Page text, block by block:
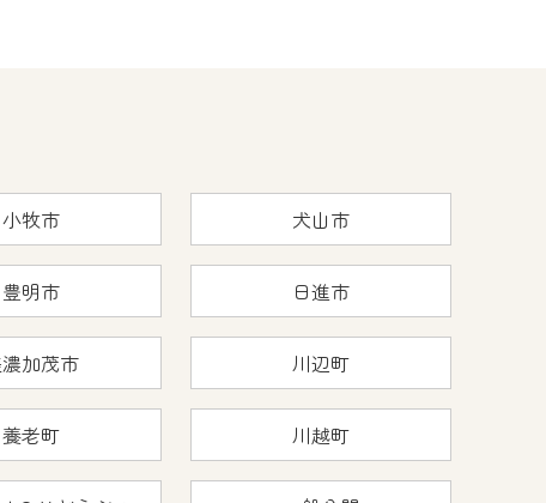
小牧市 犬山市
豊明市 日進市
加茂市 川辺町
養老町 川越町